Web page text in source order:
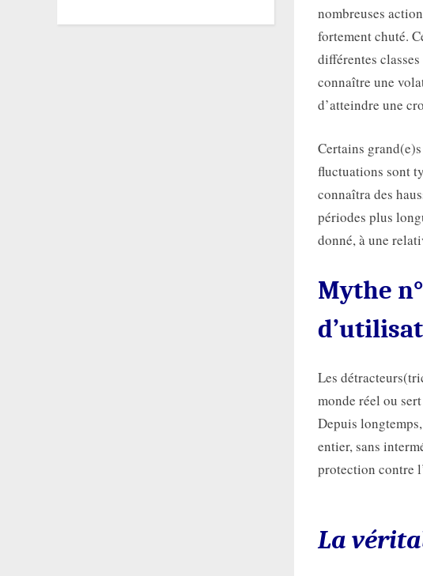
nombreuses
fortement chuté.
différentes
connaître une
d’atteindre une
Certains
fluctuations sont
connaîtra des
périodes plus
donné, à une
Mythe
Les
monde réel ou
Depuis
entier, sans
protection contre
La